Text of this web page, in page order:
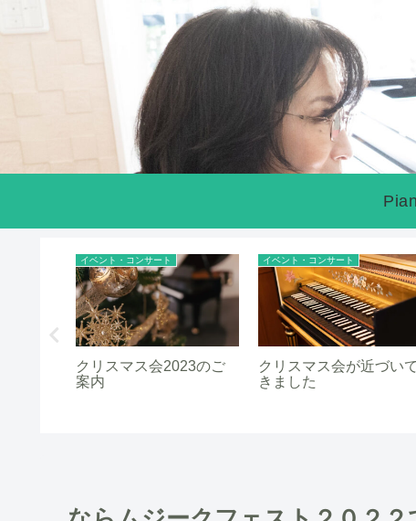
イベント・コンサート
クリスマス会2023のご
案内
イベント・コンサート
クリスマス会が近づいて
きました